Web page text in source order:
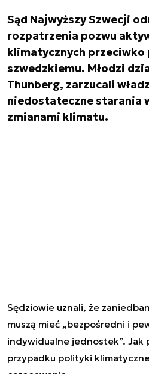
Sąd Najwyższy Szwecji
rozpatrzenia pozwu
klimatycznych przeciwko
szwedzkiemu. Młodzi
Thunberg, zarzucali
niedostateczne starania
zmianami klimatu.
Sędziowie uznali, że
muszą mieć „bezpośredni i
indywidualne jednostek”. Jak
przypadku polityki